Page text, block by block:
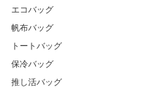
エコバッグ
帆布バッグ
トートバッグ
保冷バッグ
推し活バッグ